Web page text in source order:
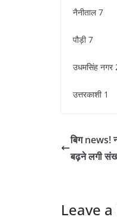
नैनीताल 7
पौड़ी 7
उधमसिंह नगर
उत्तरकाशी 1
बिग news!
बढ़ने लगी
Leave